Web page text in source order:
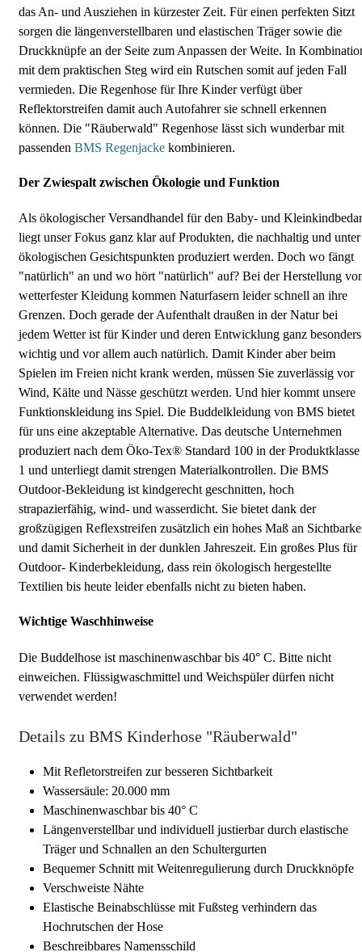
das An- und Ausziehen in kürzester Zeit. Für einen perfekten Sitzt
sorgen die längenverstellbaren und elastischen Träger sowie die
Druckknüpfe an der Seite zum Anpassen der Weite. In
mit dem praktischen Steg wird ein Rutschen somit auf jeden Fall
vermieden. Die Regenhose für Ihre Kinder verfügt über
Reflektorstreifen damit auch Autofahrer sie schnell erkennen
können. Die "Räuberwald" Regenhose lässt sich wunderbar mit
passenden BMS Regenjacke kombinieren.
Der Zwiespalt zwischen Ökologie und Funktion
Als ökologischer Versandhandel für den Baby- und
liegt unser Fokus ganz klar auf Produkten, die nachhaltig und unter
ökologischen Gesichtspunkten produziert werden. Doch wo fängt
"natürlich" an und wo hört "natürlich" auf? Bei der Herstellung
wetterfester Kleidung kommen Naturfasern leider schnell an ihre
Grenzen. Doch gerade der Aufenthalt draußen in der Natur bei
jedem Wetter ist für Kinder und deren Entwicklung ganz besonders
wichtig und vor allem auch natürlich. Damit Kinder aber beim
Spielen im Freien nicht krank werden, müssen Sie zuverlässig vor
Wind, Kälte und Nässe geschützt werden. Und hier kommt unsere
Funktionskleidung ins Spiel. Die Buddelkleidung von BMS bietet
für uns eine akzeptable Alternative. Das deutsche Unternehmen
produziert nach dem Öko-Tex® Standard 100 in der Produktklasse
1 und unterliegt damit strengen Materialkontrollen. Die BMS
Outdoor-Bekleidung ist kindgerecht geschnitten, hoch
strapazierfähig, wind- und wasserdicht. Sie bietet dank der
großzügigen Reflexstreifen zusätzlich ein hohes Maß an
und damit Sicherheit in der dunklen Jahreszeit. Ein großes Plus für
Outdoor- Kinderbekleidung, dass rein ökologisch hergestellte
Textilien bis heute leider ebenfalls nicht zu bieten haben.
Wichtige Waschhinweise
Die Buddelhose ist maschinenwaschbar bis 40° C. Bitte nicht
einweichen. Flüssigwaschmittel und Weichspüler dürfen nicht
verwendet werden!
Details zu BMS Kinderhose "Räuberwald"
Mit Refletorstreifen zur besseren Sichtbarkeit
Wassersäule: 20.000 mm
Maschinenwaschbar bis 40° C
Längenverstellbar und individuell justierbar durch elastische
Träger und Schnallen an den Schultergurten
Bequemer Schnitt mit Weitenregulierung durch Druckknöpfe
Verschweiste Nähte
Elastische Beinabschlüsse mit Fußsteg verhindern das
Hochrutschen der Hose
Beschreibbares Namensschild